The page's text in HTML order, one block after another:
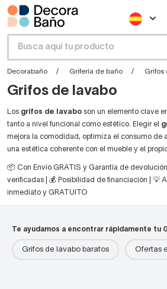
Decorabaño Grifería de baño Grifos
Grifos de lavabo
Los grifos de lavabo son un elemento clave
tanto a nivel funcional como estético. Elegir el
mejora la comodidad, optimiza el consumo de
una estética coherente con el mueble y el
📦 Con Envío GRATIS y Garantía de
verificadas | 💰 Posibilidad de financiación | 💡
inmediato y GRATUITO
Te ayudamos a encontrar rápidamente tu
Grifos de lavabo baratos Ofertas